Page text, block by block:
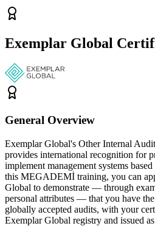
Exemplar Global
General Overview
Exemplar Global's Other Internal
provides international recognition for
implement management systems
this MEGADEMİ training, you can
Global to demonstrate — through
personal attributes — that you have
globally accepted audits, with your
Exemplar Global registry and issued